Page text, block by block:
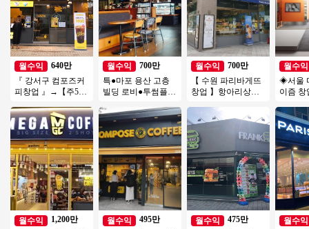
월수익
640만
『 강서구 컴포즈커
피창업 』→【주5일
음 ♥ 배달없음 ♥ 초
보창업
월수익
1,200만
월수익
700만
특●마포 용산 고층
빌딩 로비●투썸플레
영업●주인없이 운영
월수익
495만
월수익
700만
【 수원 파리바게뜨
창업 】항아리상권
풀리뉴얼완료』
월수익
475만
월수익
◈서울
이즘
업/초보
창업/여
월수익